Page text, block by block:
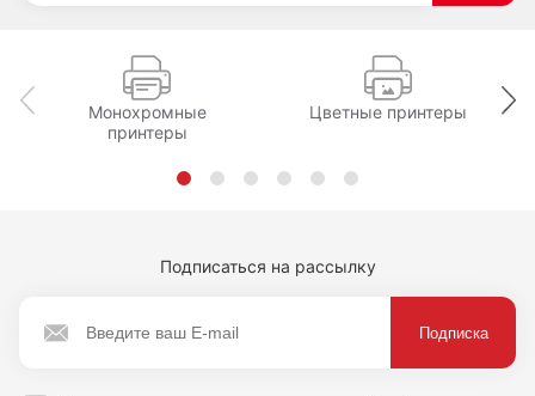
Монохромные
принтеры
Цветные принтеры
Подписаться на рассылку